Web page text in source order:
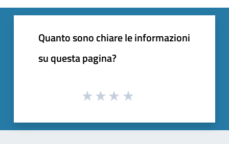
Quanto sono chiare le informazioni
su questa pagina?